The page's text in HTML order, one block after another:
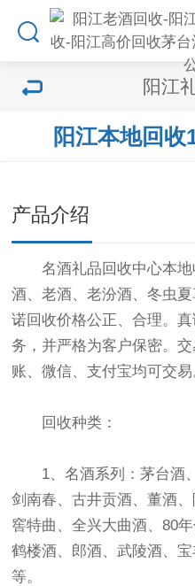
阳江
阳江本地回
产品介绍
名酒礼品回收中心本地
酒、老酒、老汾酒、冬虫
诺回收价格公正、合理。
务，并严格为客户保密。
账、微信、支付宝均可交易
回收种类：
1、名酒系列：茅台酒、
剑南春、古井贡酒、董酒
窖特曲、全兴大曲酒、80
鹤楼酒、郎酒、武陵酒、
等。